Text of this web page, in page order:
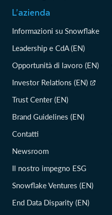
L’azienda
Informazioni su Snowflake
Leadership e CdA (EN)
Opportunità di lavoro (EN)
Investor Relations (EN)
Trust Center (EN)
Brand Guidelines (EN)
Contatti
Newsroom
Il nostro impegno ESG
Snowflake Ventures (EN)
End Data Disparity (EN)